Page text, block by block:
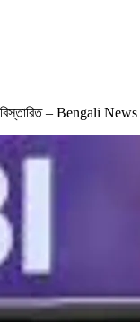
বিস্তারিত –